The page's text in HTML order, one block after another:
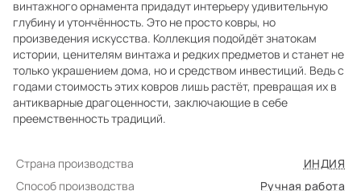
винтажного орнамента придадут интерьеру удивительную
глубину и утончённость. Это не просто ковры, но
произведения искусства. Коллекция подойдёт знатокам
истории, ценителям винтажа и редких предметов и станет не
только украшением дома, но и средством инвестиций. Ведь с
годами стоимость этих ковров лишь растёт, превращая их в
антикварные драгоценности, заключающие в себе
преемственность традиций.
Страна производства
ИНДИЯ
Способ производства
Ручная работа